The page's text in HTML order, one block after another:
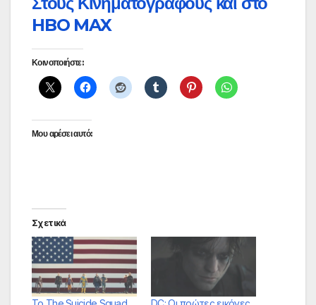
HBO MAX
Κοινοποιήστε:
Μου αρέσει αυτό:
Σχετικά